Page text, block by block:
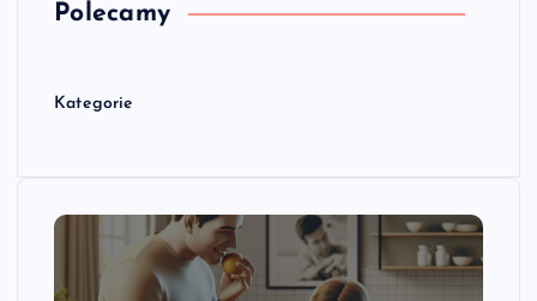
Polecamy
Kategorie